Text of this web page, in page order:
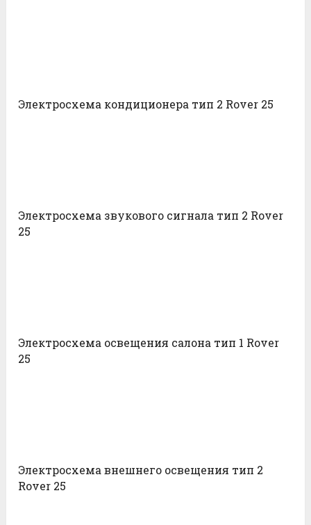
Электросхема кондиционера тип 2 Rover 25
Электросхема звукового сигнала тип 2 Rover
25
Электросхема освещения салона тип 1 Rover
25
Электросхема внешнего освещения тип 2
Rover 25